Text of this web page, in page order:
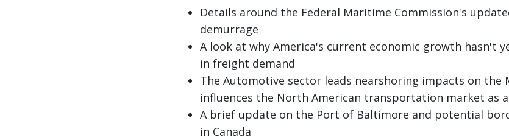
Details around the Federal Maritime Commission's
demurrage
A look at why America's current economic growth hasn't
in freight demand
The Automotive sector leads nearshoring impacts on the
influences the North American transportation market as
A brief update on the Port of Baltimore and potential
in Canada